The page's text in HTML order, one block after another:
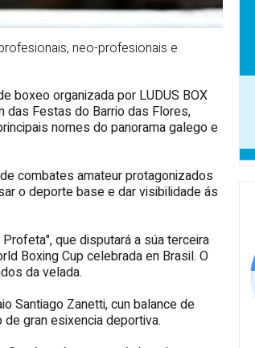
neo-profesionais e
boxeo organizada por LUDUS BOX
das Festas do Barrio das Flores,
nomes do panorama galego e
combates amateur protagonizados
o deporte base e dar visibilidade ás
que disputará a súa terceira
Boxing Cup celebrada en Brasil. O
da velada.
Santiago Zanetti, cun balance de
gran esixencia deportiva.